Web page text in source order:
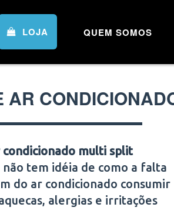
LOJA QUEM SOMOS
AR
multi split
tem idéia de como a falta
do ar condicionado consumir
alergias e irritações